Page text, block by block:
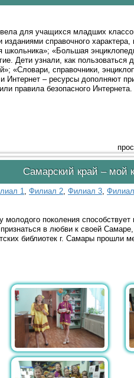
для учащихся младших
справочного
школьника»; «Большая
Дети узнали, как
«Словари, справочники,
Интернет – ресурсы дополняют
правила безопасного Интернета.
Самарский край – мой
1,Филиал 2,Филиал 3,
поколения способствует
в любви к своей
библиотек г. Самары прошли